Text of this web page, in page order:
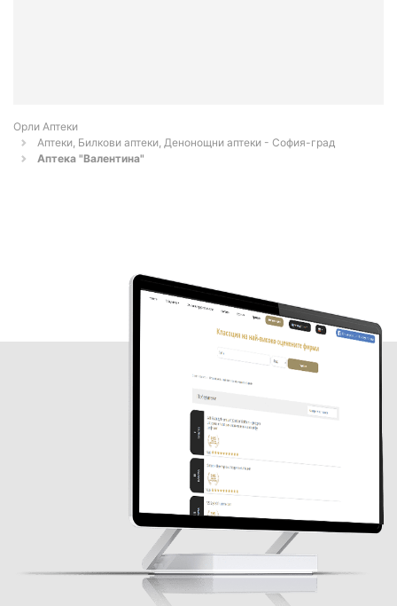
Орли Аптеки
Аптеки, Билкови аптеки, Денонощни аптеки - София-град
Аптека "Валентина"